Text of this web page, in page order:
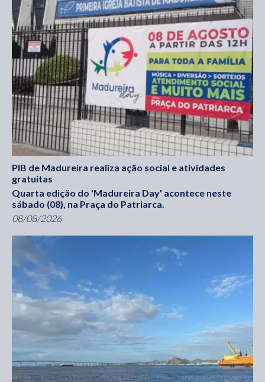
PIB de Madureira realiza ação social e atividades
gratuitas
Quarta edição do 'Madureira Day' acontece neste
sábado (08), na Praça do Patriarca.
08/08/2026